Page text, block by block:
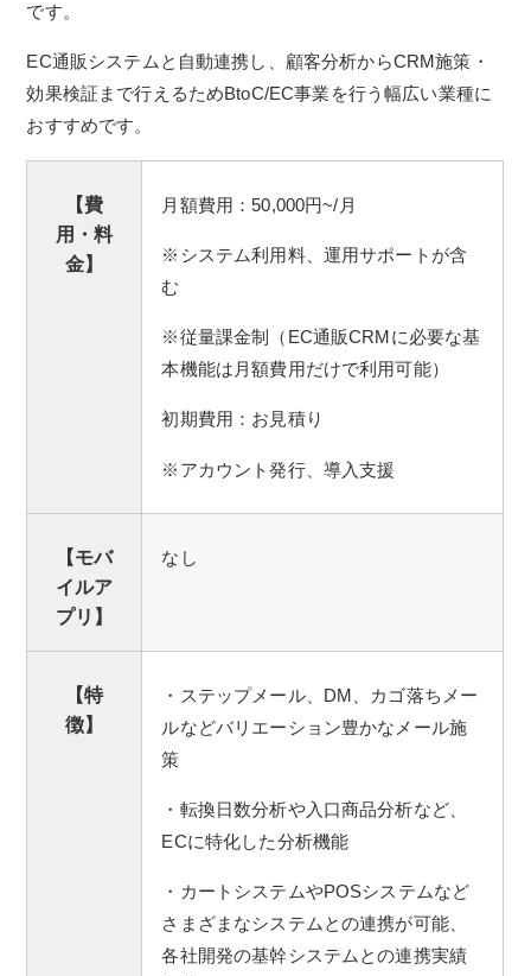
です。
EC通販システムと自動連携し、顧客分析からCRM施策・
効果検証まで行えるためBtoC/EC事業を行う幅広い業種に
おすすめです。
【費
用・料
金】
月額費用：50,000円~/月
※システム利用料、運用サポートが含
む
※従量課金制（EC通販CRMに必要な基
本機能は月額費用だけで利用可能）
初期費用：お見積り
※アカウント発行、導入支援
【モバ
イルア
プリ】
なし
【特
徴】
・ステップメール、DM、カゴ落ちメー
ルなどバリエーション豊かなメール施
策
・転換日数分析や入口商品分析など、
ECに特化した分析機能
・カートシステムやPOSシステムなど
さまざまなシステムとの連携が可能、
各社開発の基幹システムとの連携実績